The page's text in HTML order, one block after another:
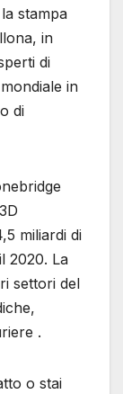
stampa
​​in
di
in
di
miliardi di
2020. La
settori del
.
o stai